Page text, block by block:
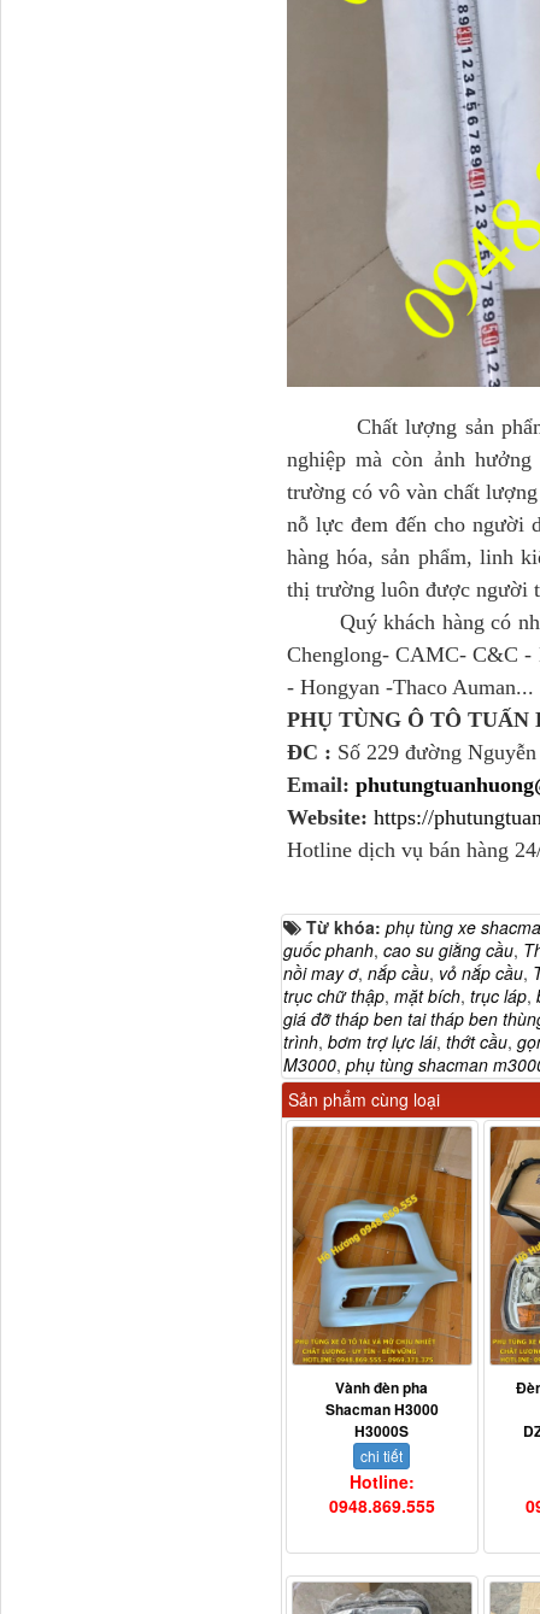
Chất lượng sản phẩm
nghiệp mà còn ảnh
trường có vô vàn chất
nỗ lực đem đến cho người
hàng hóa, sản phẩm, linh
thị trường luôn được người
Quý khách hàng có nhu
Chenglong- CAMC- C&C
- Hongyan -Thaco
PHỤ TÙNG Ô TÔ TUẤN
ĐC : Số 229 đường
Email:
Website: https://
Hotline dịch vụ bán hàng
Từ khóa: phụ tùng xe
guốc phanh, cao su giằng cầu,
nồi may ơ, nắp cầu, vỏ nắp cầu,
trục chữ thập, mặt bích, trục láp,
giá đỡ tháp ben tai tháp ben
trình, bơm trợ lực lái, thớt cầu,
M3000, phụ tùng shacman
Sản phẩm cùng loại
Vành đèn pha
Shacman H3000
H3000S
chi tiết
Hotline:
0948.869.555